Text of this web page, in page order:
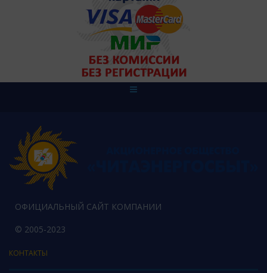
ОФИЦИАЛЬНЫЙ САЙТ КОМПАНИИ
© 2005-2023
КОНТАКТЫ